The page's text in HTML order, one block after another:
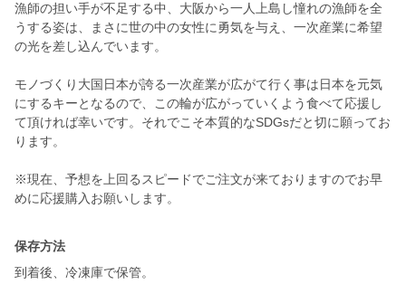
漁師の担い手が不足する中、大阪から一人上島し憧れの漁師を全
うする姿は、まさに世の中の女性に勇気を与え、一次産業に希望
の光を差し込んでいます。
モノづくり大国日本が誇る一次産業が広がて行く事は日本を元気
にするキーとなるので、この輪が広がっていくよう食べて応援し
て頂ければ幸いです。それでこそ本質的なSDGsだと切に願ってお
ります。
※現在、予想を上回るスピードでご注文が来ておりますのでお早
保存方法
到着後、冷凍庫で保管。